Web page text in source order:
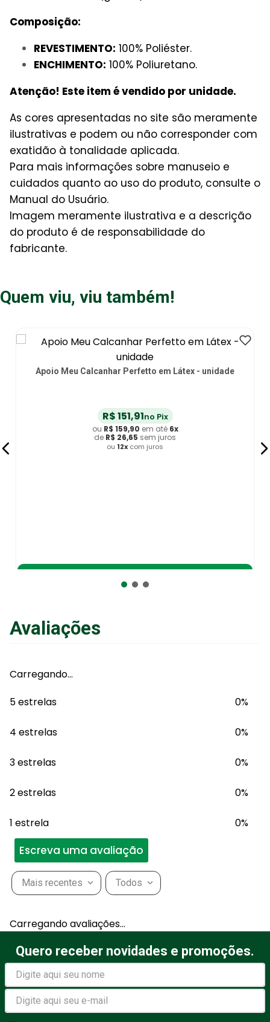
Composição:
REVESTIMENTO: 100% Poliéster.
ENCHIMENTO: 100% Poliuretano.
Atenção! Este item é vendido por unidade.
As cores apresentadas no site são meramente
ilustrativas e podem ou não corresponder com
exatidão à tonalidade aplicada.
Para mais informações sobre manuseio e
cuidados quanto ao uso do produto, consulte o
Manual do Usuário.
Imagem meramente ilustrativa e a descrição
do produto é de responsabilidade do
fabricante.
Quem viu, viu também!
R$123,41no Pix
R$129,90
Avaliações
Carregando…
5 estrelas
0%
4 estrelas 0%
3 estrelas 0%
2 estrelas 0%
1 estrela 0%
Escreva uma avaliação
Avalie o produto de 1 a 5
estrelas
Mais recentes Todos
Carregando avaliações…
Quero receber novidades e promoções.